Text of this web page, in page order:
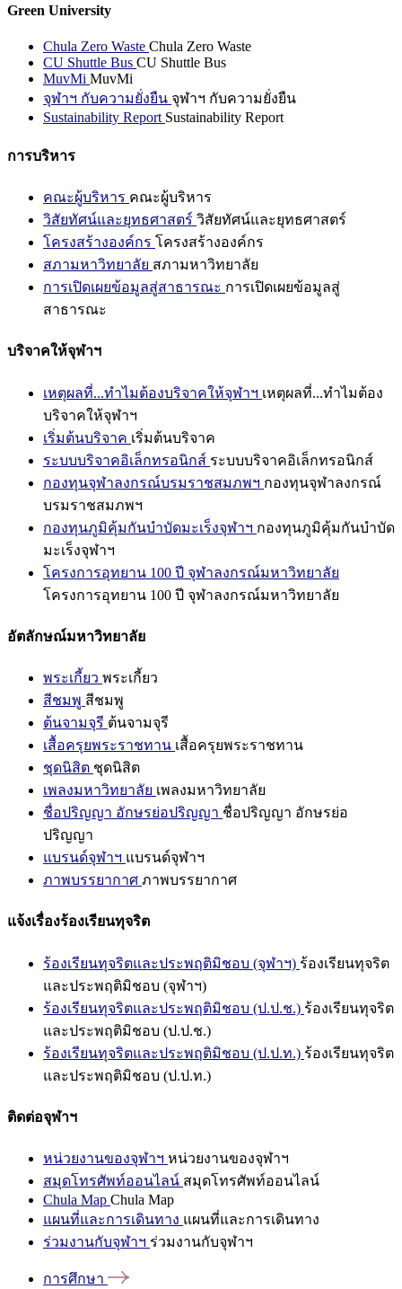
Green University
Chula Zero Waste Chula Zero Waste
CU Shuttle Bus CU Shuttle Bus
MuvMi MuvMi
จุฬาฯ กับความยั่งยืน จุฬาฯ กับความยั่งยืน
Sustainability Report Sustainability Report
การบริหาร
คณะผู้บริหาร คณะผู้บริหาร
วิสัยทัศน์และยุทธศาสตร์ วิสัยทัศน์และยุทธศาสตร์
โครงสร้างองค์กร โครงสร้างองค์กร
สภามหาวิทยาลัย สภามหาวิทยาลัย
การเปิดเผยข้อมูลสู่สาธารณะ การเปิดเผยข้อมูลสู่
สาธารณะ
บริจาคให้จุฬาฯ
เหตุผลที่...ทำไมต้องบริจาคให้จุฬาฯ เหตุผลที่...ทำไมต้อง
บริจาคให้จุฬาฯ
เริ่มต้นบริจาค เริ่มต้นบริจาค
ระบบบริจาคอิเล็กทรอนิกส์ ระบบบริจาคอิเล็กทรอนิกส์
กองทุนจุฬาลงกรณ์บรมราชสมภพฯ กองทุนจุฬาลงกรณ์
บรมราชสมภพฯ
กองทุนภูมิคุ้มกันบำบัดมะเร็งจุฬาฯ กองทุนภูมิคุ้มกันบำบัด
มะเร็งจุฬาฯ
โครงการอุทยาน 100 ปี จุฬาลงกรณ์มหาวิทยาลัย
โครงการอุทยาน 100 ปี จุฬาลงกรณ์มหาวิทยาลัย
อัตลักษณ์มหาวิทยาลัย
พระเกี้ยว พระเกี้ยว
สีชมพู สีชมพู
ต้นจามจุรี ต้นจามจุรี
เสื้อครุยพระราชทาน เสื้อครุยพระราชทาน
ชุดนิสิต ชุดนิสิต
เพลงมหาวิทยาลัย เพลงมหาวิทยาลัย
ชื่อปริญญา อักษรย่อปริญญา ชื่อปริญญา อักษรย่อ
ปริญญา
แบรนด์จุฬาฯ แบรนด์จุฬาฯ
ภาพบรรยากาศ ภาพบรรยากาศ
แจ้งเรื่องร้องเรียนทุจริต
ร้องเรียนทุจริตและประพฤติมิชอบ (จุฬาฯ) ร้องเรียนทุจริต
และประพฤติมิชอบ (จุฬาฯ)
ร้องเรียนทุจริตและประพฤติมิชอบ (ป.ป.ช.) ร้องเรียนทุจริต
และประพฤติมิชอบ (ป.ป.ช.)
ร้องเรียนทุจริตและประพฤติมิชอบ (ป.ป.ท.) ร้องเรียนทุจริต
และประพฤติมิชอบ (ป.ป.ท.)
ติดต่อจุฬาฯ
หน่วยงานของจุฬาฯ หน่วยงานของจุฬาฯ
สมุดโทรศัพท์ออนไลน์ สมุดโทรศัพท์ออนไลน์
Chula Map Chula Map
แผนที่และการเดินทาง แผนที่และการเดินทาง
ร่วมงานกับจุฬาฯ ร่วมงานกับจุฬาฯ
การศึกษา